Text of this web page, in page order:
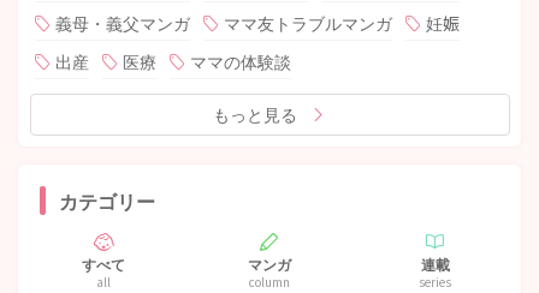
義母・義父マンガ
ママ友トラブルマンガ
妊娠
出産
医療 ママの体験談
もっと見る
カテゴリー
すべて
all
マンガ
column
連載
series